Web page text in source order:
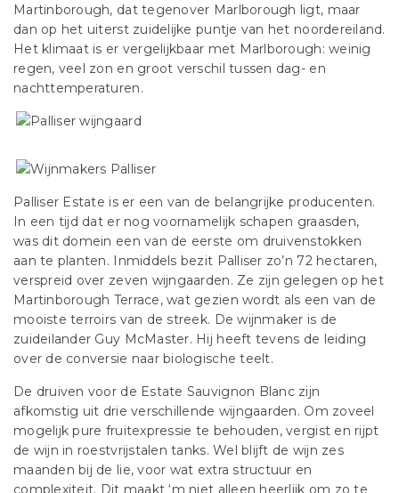
Martinborough, dat tegenover Marlborough ligt, maar
dan op het uiterst zuidelijke puntje van het noordereiland.
Het klimaat is er vergelijkbaar met Marlborough: weinig
regen, veel zon en groot verschil tussen dag- en
nachttemperaturen.
Palliser Estate is er een van de belangrijke producenten.
In een tijd dat er nog voornamelijk schapen graasden,
was dit domein een van de eerste om druivenstokken
aan te planten. Inmiddels bezit Palliser zo’n 72 hectaren,
verspreid over zeven wijngaarden. Ze zijn gelegen op het
Martinborough Terrace, wat gezien wordt als een van de
mooiste terroirs van de streek. De wijnmaker is de
zuideilander Guy McMaster. Hij heeft tevens de leiding
over de conversie naar biologische teelt.
De druiven voor de Estate Sauvignon Blanc zijn
afkomstig uit drie verschillende wijngaarden. Om zoveel
mogelijk pure fruitexpressie te behouden, vergist en rijpt
de wijn in roestvrijstalen tanks. Wel blijft de wijn zes
maanden bij de lie, voor wat extra structuur en
complexiteit. Dit maakt ‘m niet alleen heerlijk om zo te